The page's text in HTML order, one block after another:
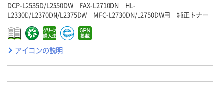
DCP-L2535D/L2550DW FAX-L2710DN HL-
L2330D/L2370DN/L2375DW MFC-L2730DN/L2750DW用 純正トナー
アイコンの説明